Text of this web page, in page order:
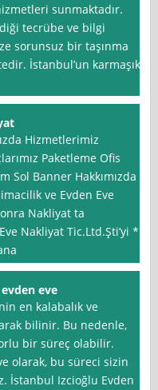
sunmaktadır.
tecrübe ve bilgi
sorunsuz bir taşınma
İstanbul’un karmaşık
Hizmetlerimiz
Paketleme Ofis
Sol Banner Hakkımızda *
ve Evden Eve
Nakliyat ta
Nakliyat Tic.Ltd.Şti’yi *
eve
en kalabalık ve
bilinir. Bu nedenle,
bir süreç olabilir.
olarak, bu süreci sizin
İstanbul Izcioğlu Evden